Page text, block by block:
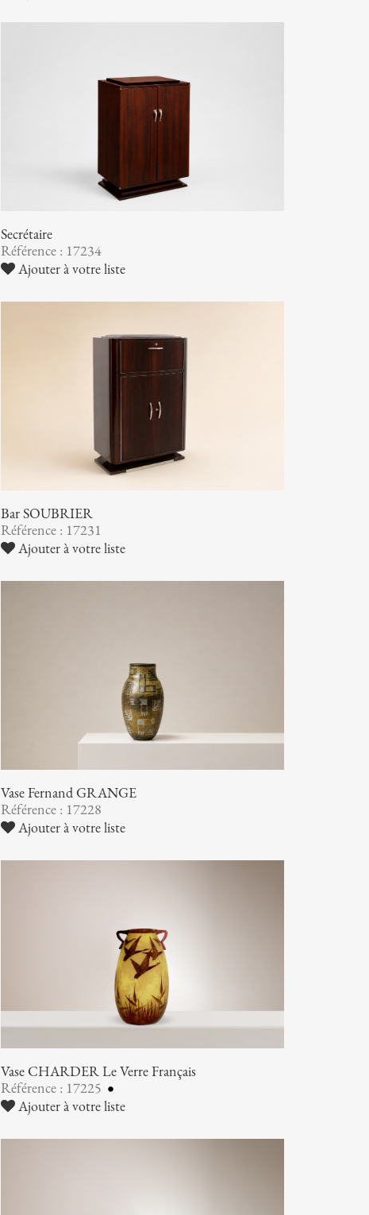
Secrétaire
Référence : 17234
Ajouter à votre liste
Bar SOUBRIER
Référence : 17231
Ajouter à votre liste
Vase Fernand GRANGE
Référence : 17228
Ajouter à votre liste
Vase CHARDER Le Verre Français
Référence : 17225
Ajouter à votre liste